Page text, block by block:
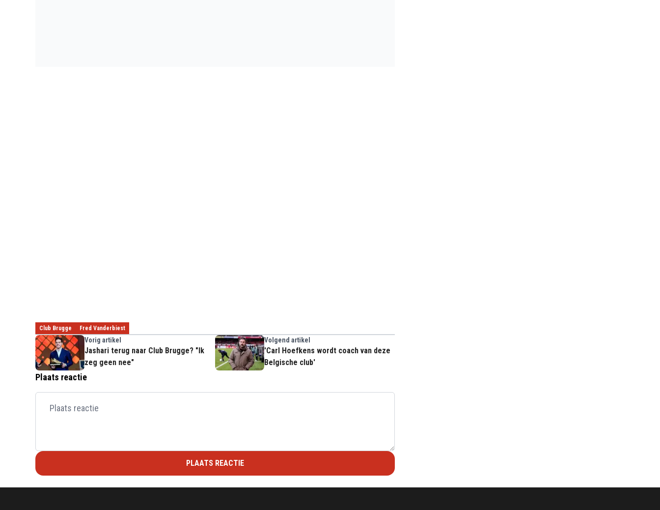
Club Brugge Fred Vanderbiest
Vorig artikel
Jashari terug naar Club Brugge? "Ik
zeg geen nee"
Volgend artikel
'Carl Hoefkens wordt coach van deze
Belgische club'
Plaats reactie
PLAATS REACTIE